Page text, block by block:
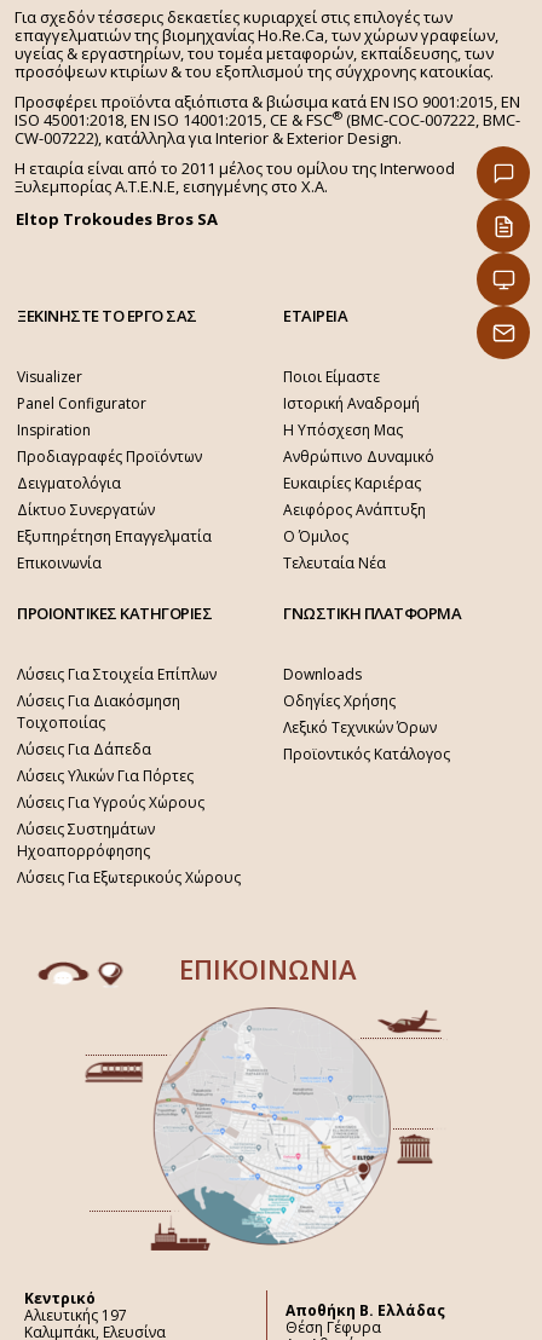
Για σχεδόν τέσσερις δεκαετίες κυριαρχεί στις επιλογές των
επαγγελματιών της βιομηχανίας Ho.Re.Ca, των χώρων γραφείων,
υγείας & εργαστηρίων, του τομέα μεταφορών, εκπαίδευσης, των
προσόψεων κτιρίων & του εξοπλισμού της σύγχρονης κατοικίας.
Προσφέρει προϊόντα αξιόπιστα & βιώσιμα κατά EN ISO 9001:2015, EN
ISO 45001:2018, EN ISO 14001:2015,CE & FSC® (BMC-COC-007222, BMC-
CW-007222), κατάλληλα για Interior & Exterior Design.
Η εταιρία είναι από το 2011 μέλος του ομίλου της Interwood
Ξυλεμπορίας Α.Τ.Ε.Ν.Ε, εισηγμένης στο Χ.A.
Eltop Trokoudes Bros SA
ΞΕΚΙΝΗΣΤΕ ΤΟ ΕΡΓΟ ΣΑΣ
Visualizer
Panel Configurator
Inspiration
Προδιαγραφές Προϊόντων
Δειγματολόγια
Δίκτυο Συνεργατών
Εξυπηρέτηση Επαγγελματία
Επικοινωνία
ΕΤΑΙΡΕΙΑ
Ποιοι Είμαστε
Ιστορική Αναδρομή
Η Υπόσχεση Μας
Ανθρώπινο Δυναμικό
Ευκαιρίες Καριέρας
Αειφόρος Ανάπτυξη
Ο Όμιλος
Τελευταία Νέα
ΠΡΟΙΟΝΤΙΚΕΣ ΚΑΤΗΓΟΡΙΕΣ
Λύσεις Για Στοιχεία Επίπλων
Λύσεις Για Διακόσμηση
Τοιχοποιίας
Λύσεις Για Δάπεδα
Λύσεις Υλικών Για Πόρτες
Λύσεις Για Υγρούς Χώρους
Λύσεις Συστημάτων
Ηχοαπορρόφησης
Λύσεις Για Εξωτερικούς Χώρους
ΓΝΩΣΤΙΚΗ ΠΛΑΤΦΟΡΜΑ
Downloads
Οδηγίες Χρήσης
Λεξικό Τεχνικών Όρων
Προϊοντικός Κατάλογος
ΕΠΙΚΟΙΝΩΝΙΑ
Κεντρικό
Αλιευτικής 197
Καλιμπάκι, Ελευσίνα
Aποθήκη Β. Ελλάδας
Θέση Γέφυρα